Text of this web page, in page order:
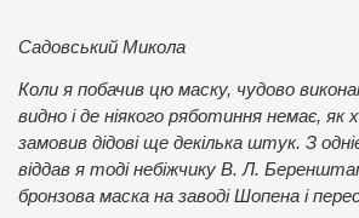
Садовський Микола
Коли я побачив цю маску, чудово
видно і де ніякого ряботиння немає, як
замовив дідові ще декілька штук. З
віддав я тоді небіжчику В. Л.
бронзова маска на заводі Шопена і